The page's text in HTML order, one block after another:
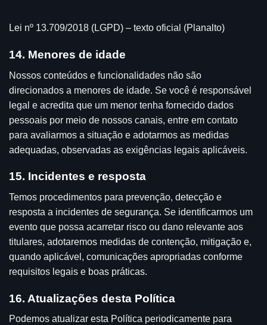
Lei nº 13.709/2018 (LGPD) – texto oficial (Planalto)
14. Menores de idade
Nossos conteúdos e funcionalidades não são
direcionados a menores de idade. Se você é responsável
legal e acredita que um menor tenha fornecido dados
pessoais por meio de nossos canais, entre em contato
para avaliarmos a situação e adotarmos as medidas
adequadas, observadas as exigências legais aplicáveis.
15. Incidentes e resposta
Temos procedimentos para prevenção, detecção e
resposta a incidentes de segurança. Se identificarmos um
evento que possa acarretar risco ou dano relevante aos
titulares, adotaremos medidas de contenção, mitigação e,
quando aplicável, comunicações apropriadas conforme
requisitos legais e boas práticas.
16. Atualizações desta Política
Podemos atualizar esta Política periodicamente para